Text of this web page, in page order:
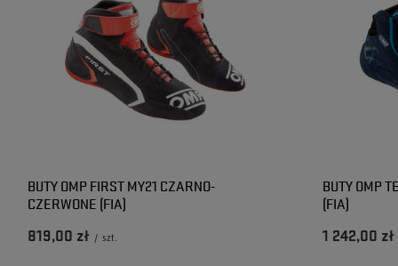
BUTY OMP FIRST MY21 CZARNO-
CZERWONE (FIA)
819,00 zł / szt.
BUTY OMP
(FIA)
1 242,00 zł